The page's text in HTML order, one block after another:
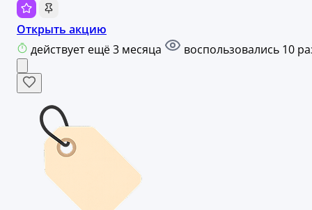
Открыть акцию
действует ещё 3 месяца
воспользовались 10